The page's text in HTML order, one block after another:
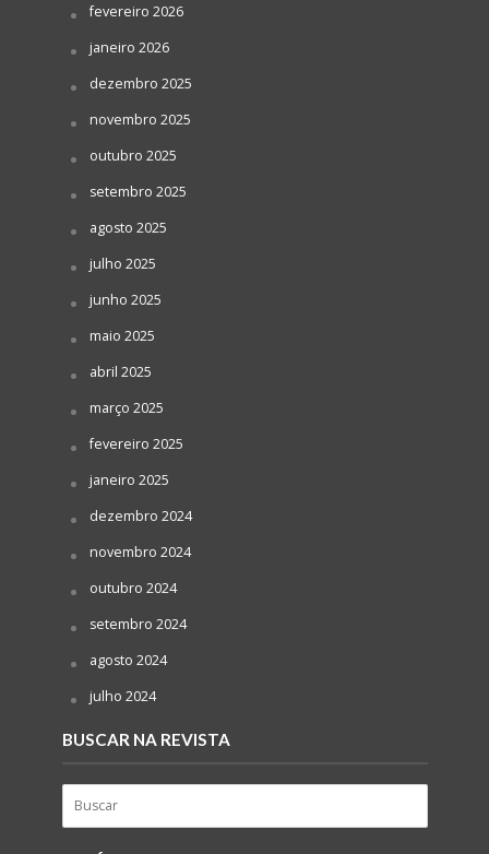
fevereiro 2026
janeiro 2026
dezembro 2025
novembro 2025
outubro 2025
setembro 2025
agosto 2025
julho 2025
junho 2025
maio 2025
abril 2025
março 2025
fevereiro 2025
janeiro 2025
dezembro 2024
novembro 2024
outubro 2024
setembro 2024
agosto 2024
julho 2024
BUSCAR NA REVISTA